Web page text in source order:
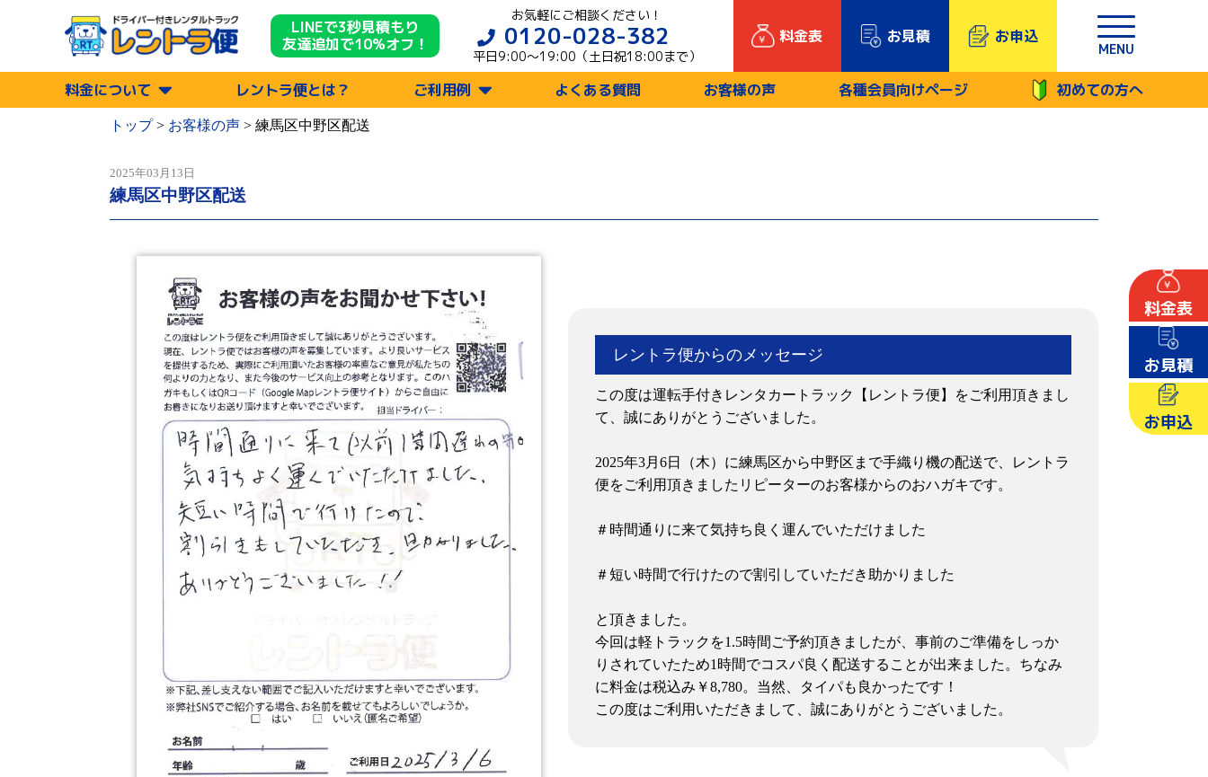
料金表
お見積
お申込
LINEで3秒見積もり
友達追加で10%オフ！
お気軽にご相談ください！
0120-028-382
平日9:00〜19:00（土日祝18:00まで）
料金表 お見積 お申込
MENU
料金について レントラ便とは？ ご利用例 よくある質問 お客様の声 各種会員向けページ 初めての方へ
トップ> お客様の声 > 練馬区中野区配送
2025年03月13日
練馬区中野区配送
レントラ便からのメッセージ
この度は運転手付きレンタカートラック【レントラ便】をご利用頂きまし
て、誠にありがとうございました。
2025年3月6日（木）に練馬区から中野区まで手織り機の配送で、レントラ
便をご利用頂きましたリピーターのお客様からのおハガキです。
＃時間通りに来て気持ち良く運んでいただけました
＃短い時間で行けたので割引していただき助かりました
と頂きました。
今回は軽トラックを1.5時間ご予約頂きましたが、事前のご準備をしっか
りされていたため1時間でコスパ良く配送することが出来ました。ちなみ
に料金は税込み￥8,780。当然、タイパも良かったです！
この度はご利用いただきまして、誠にありがとうございました。